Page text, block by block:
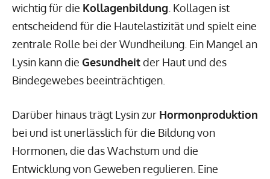
wichtig für die Kollagenbildung . Kollagen ist
entscheidend für die Hautelastizität und spielt eine
zentrale Rolle bei der Wundheilung. Ein Mangel an
Lysin kann die Gesundheitder Haut und des
Bindegewebes beeinträchtigen.
Darüber hinaus trägt Lysin zur Hormonproduktion
bei und ist unerlässlich für die Bildung von
Hormonen, die das Wachstum und die
Entwicklung von Geweben regulieren. Eine